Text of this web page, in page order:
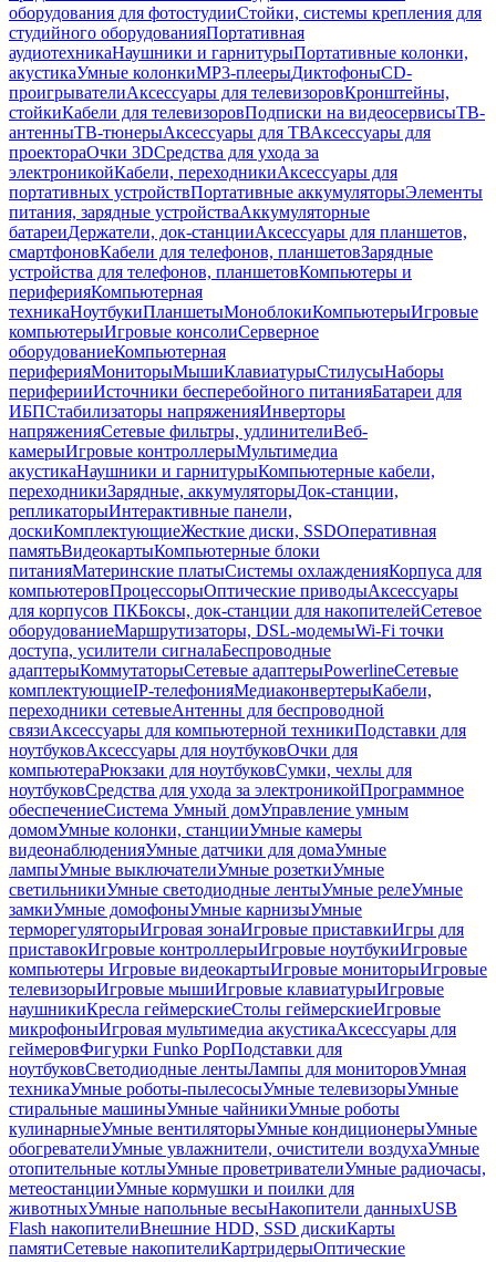
оборудования для фотостудииСтойки, системы крепления для
студийного оборудованияПортативная
аудиотехникаНаушники и гарнитурыПортативные колонки,
акустикаУмные колонкиMP3-плеерыДиктофоныCD-
проигрывателиАксессуары для телевизоровКронштейны,
стойкиКабели для телевизоровПодписки на видеосервисыТВ-
антенныТВ-тюнерыАксессуары для ТВАксессуары для
проектораОчки 3DСредства для ухода за
электроникойКабели, переходникиАксессуары для
портативных устройствПортативные аккумуляторыЭлементы
питания, зарядные устройстваАккумуляторные
батареиДержатели, док-станцииАксессуары для планшетов,
смартфоновКабели для телефонов, планшетовЗарядные
устройства для телефонов, планшетовКомпьютеры и
периферияКомпьютерная
техникаНоутбукиПланшетыМоноблокиКомпьютерыИгровые
компьютерыИгровые консолиСерверное
оборудованиеКомпьютерная
периферияМониторыМышиКлавиатурыСтилусыНаборы
периферииИсточники бесперебойного питанияБатареи для
ИБПСтабилизаторы напряженияИнверторы
напряженияСетевые фильтры, удлинителиВеб-
камерыИгровые контроллерыМультимедиа
акустикаНаушники и гарнитурыКомпьютерные кабели,
переходникиЗарядные, аккумуляторыДок-станции,
репликаторыИнтерактивные панели,
доскиКомплектующиеЖесткие диски, SSDОперативная
памятьВидеокартыКомпьютерные блоки
питанияМатеринские платыСистемы охлажденияКорпуса для
компьютеровПроцессорыОптические приводыАксессуары
для корпусов ПКБоксы, док-станции для накопителейСетевое
оборудованиеМаршрутизаторы, DSL-модемыWi-Fi точки
доступа, усилители сигналаБеспроводные
адаптерыКоммутаторыСетевые адаптерыPowerlineСетевые
комплектующиеIP-телефонияМедиаконвертерыКабели,
переходники сетевыеАнтенны для беспроводной
связиАксессуары для компьютерной техникиПодставки для
ноутбуковАксессуары для ноутбуковОчки для
компьютераРюкзаки для ноутбуковСумки, чехлы для
ноутбуковСредства для ухода за электроникойПрограммное
обеспечениеСистема Умный домУправление умным
домомУмные колонки, станцииУмные камеры
видеонаблюденияУмные датчики для домаУмные
лампыУмные выключателиУмные розеткиУмные
светильникиУмные светодиодные лентыУмные релеУмные
замкиУмные домофоныУмные карнизыУмные
терморегуляторыИгровая зонаИгровые приставкиИгры для
приставокИгровые контроллерыИгровые ноутбукиИгровые
компьютеры Игровые видеокартыИгровые мониторыИгровые
телевизорыИгровые мышиИгровые клавиатурыИгровые
наушникиКресла геймерскиеСтолы геймерскиеИгровые
микрофоныИгровая мультимедиа акустикаАксессуары для
геймеровФигурки Funko PopПодставки для
ноутбуковСветодиодные лентыЛампы для мониторовУмная
техникаУмные роботы-пылесосыУмные телевизорыУмные
стиральные машиныУмные чайникиУмные роботы
кулинарныеУмные вентиляторыУмные кондиционерыУмные
обогревателиУмные увлажнители, очистители воздухаУмные
отопительные котлыУмные проветривателиУмные радиочасы,
метеостанцииУмные кормушки и поилки для
животныхУмные напольные весыНакопители данныхUSB
Flash накопителиВнешние HDD, SSD дискиКарты
памятиСетевые накопителиКартридерыОптические